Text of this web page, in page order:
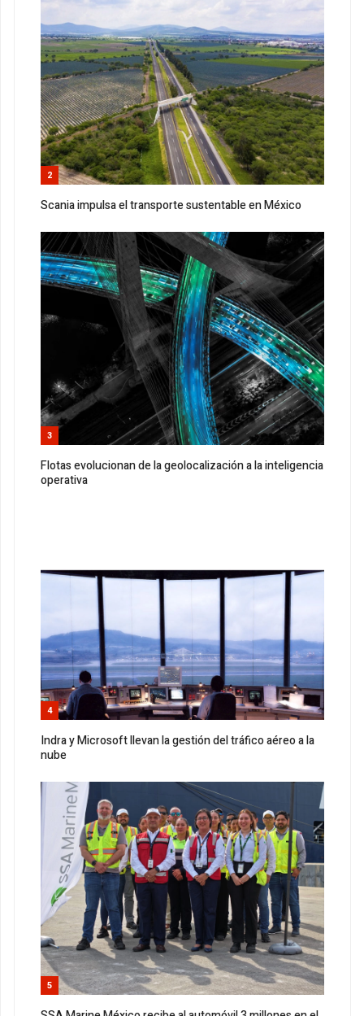
2
Scania impulsa el transporte sustentable en México
3
Flotas evolucionan de la geolocalización a la inteligencia
operativa
4
Indra y Microsoft llevan la gestión del tráfico aéreo a la
nube
5